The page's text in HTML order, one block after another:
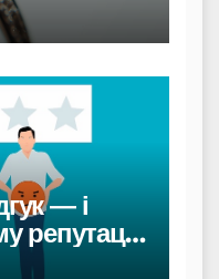
— і
репутація
все